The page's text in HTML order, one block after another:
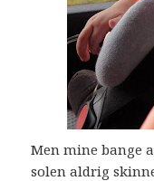
Men mine bange
solen aldrig